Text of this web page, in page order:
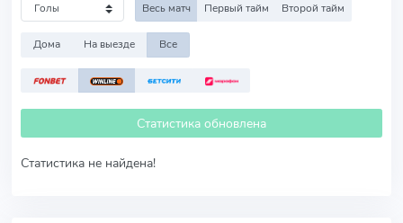
Весь матч Первый тайм Второй тайм
Дома На выезде Все
Статистика обновлена
Статистика не найдена!